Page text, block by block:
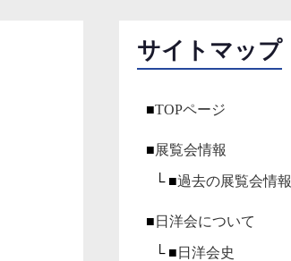
サイトマップ
■TOPページ
■展覧会情報
└ ■過去の展覧会情報
■ 日洋会について
└ ■ 日洋会史